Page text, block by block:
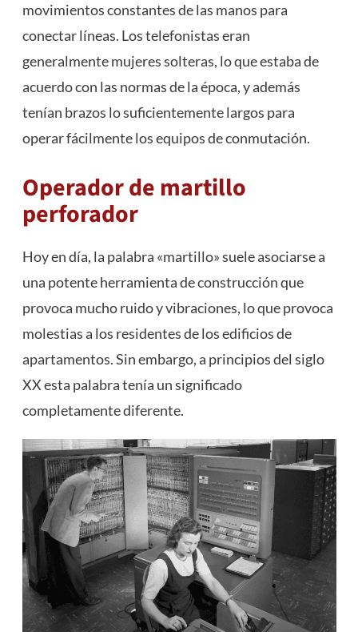
movimientos constantes de las manos para
conectar líneas. Los telefonistas eran
generalmente mujeres solteras, lo que estaba de
acuerdo con las normas de la época, y además
tenían brazos lo suficientemente largos para
operar fácilmente los equipos de conmutación.
Operador de martillo
perforador
Hoy en día, la palabra «martillo» suele asociarse a
una potente herramienta de construcción que
provoca mucho ruido y vibraciones, lo que provoca
molestias a los residentes de los edificios de
apartamentos. Sin embargo, a principios del siglo
XX esta palabra tenía un significado
completamente diferente.